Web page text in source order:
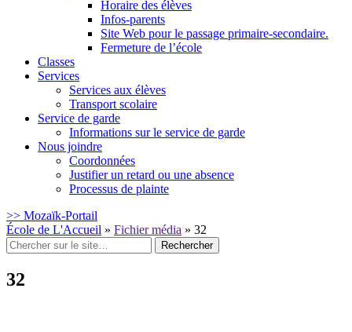
Horaire des élèves
Infos-parents
Site Web pour le passage primaire-secondaire.
Fermeture de l’école
Classes
Services
Services aux élèves
Transport scolaire
Service de garde
Informations sur le service de garde
Nous joindre
Coordonnées
Justifier un retard ou une absence
Processus de plainte
>> Mozaïk-Portail
École de L'Accueil » Fichier média » 32
Rechercher
:
32